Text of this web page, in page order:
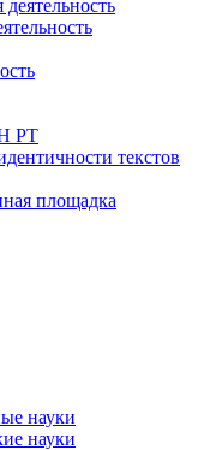
РТ
текстов
площадка
науки
науки